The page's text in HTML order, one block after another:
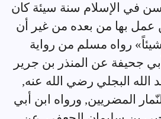
في الإسلام سنة سيئة كان
عمل بها من بعده من غير أن
رواه مسلم من رواية
جحيفة عن المنذر بن جرير
الله البجلي رضي الله عنه,
المضريين, ورواه ابن أبي